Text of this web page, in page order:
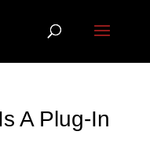
A Plug-In